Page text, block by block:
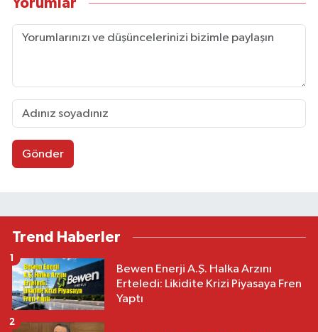
Gönder
Trend Haberler
Bewen Enerji A.Ş. Halka Arzını
Erteledi: Likidite Krizi Piyasaya Fren
Yaptı
1
2